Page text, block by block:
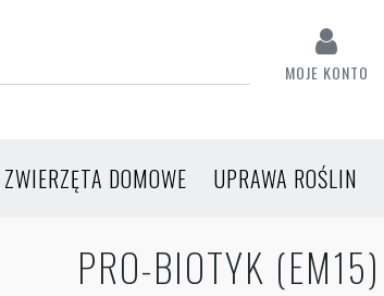
MOJE KONTO
ZWIERZĘTA DOMOWE UPRAWA ROŚLIN
PRO-BIOTYK